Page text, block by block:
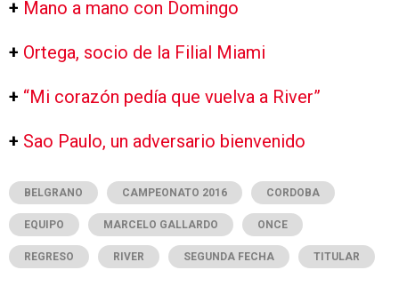
+ Mano a mano con Domingo
+ Ortega, socio de la Filial Miami
+ “Mi corazón pedía que vuelva a River”
+ Sao Paulo, un adversario bienvenido
BELGRANO CAMPEONATO 2016 CORDOBA
EQUIPO MARCELO GALLARDO ONCE
REGRESO RIVER SEGUNDA FECHA TITULAR